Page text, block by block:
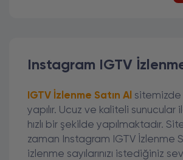
Instagram IGTV
IGTV İzlenme Satın Al sitemizde
yapılır. Ucuz ve kaliteli sunucular
hızlı bir şekilde yapılmaktadır.
zaman Instagram IGTV İzlenme
izlenme sayılarınızı istediğiniz